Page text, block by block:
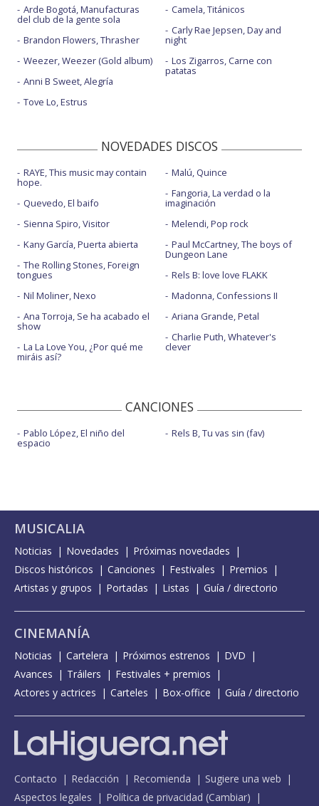
Arde Bogotá, Manufacturas
del club de la gente sola
Brandon Flowers, Thrasher
Weezer, Weezer (Gold album)
Anni B Sweet, Alegría
Tove Lo, Estrus
Camela, Titánicos
Carly Rae Jepsen, Day and
night
Los Zigarros, Carne con
patatas
NOVEDADES DISCOS
RAYE, This music may contain
hope.
Quevedo, El baifo
Sienna Spiro, Visitor
Kany García, Puerta abierta
The Rolling Stones, Foreign
tongues
Nil Moliner, Nexo
Ana Torroja, Se ha acabado el
show
La La Love You, ¿Por qué me
miráis así?
Malú, Quince
Fangoria, La verdad o la
imaginación
Melendi, Pop rock
Paul McCartney, The boys of
Dungeon Lane
Rels B: love love FLAKK
Madonna, Confessions II
Ariana Grande, Petal
Charlie Puth, Whatever's
clever
CANCIONES
Pablo López, El niño del
espacio
Rels B, Tu vas sin (fav)
MUSICALIA
Noticias Novedades
Próximas novedades
Discos históricos
Canciones Festivales
Premios
Artistas y grupos
Portadas Listas Guía / directorio
CINEMANÍA
Noticias Cartelera Próximos estrenos
DVD
Avances
Tráilers
Festivales + premios
Actores y actrices
Carteles Box-office Guía / directorio
Contacto Redacción Recomienda
Sugiere una web
Aspectos legales
Política de privacidad (Cambiar)